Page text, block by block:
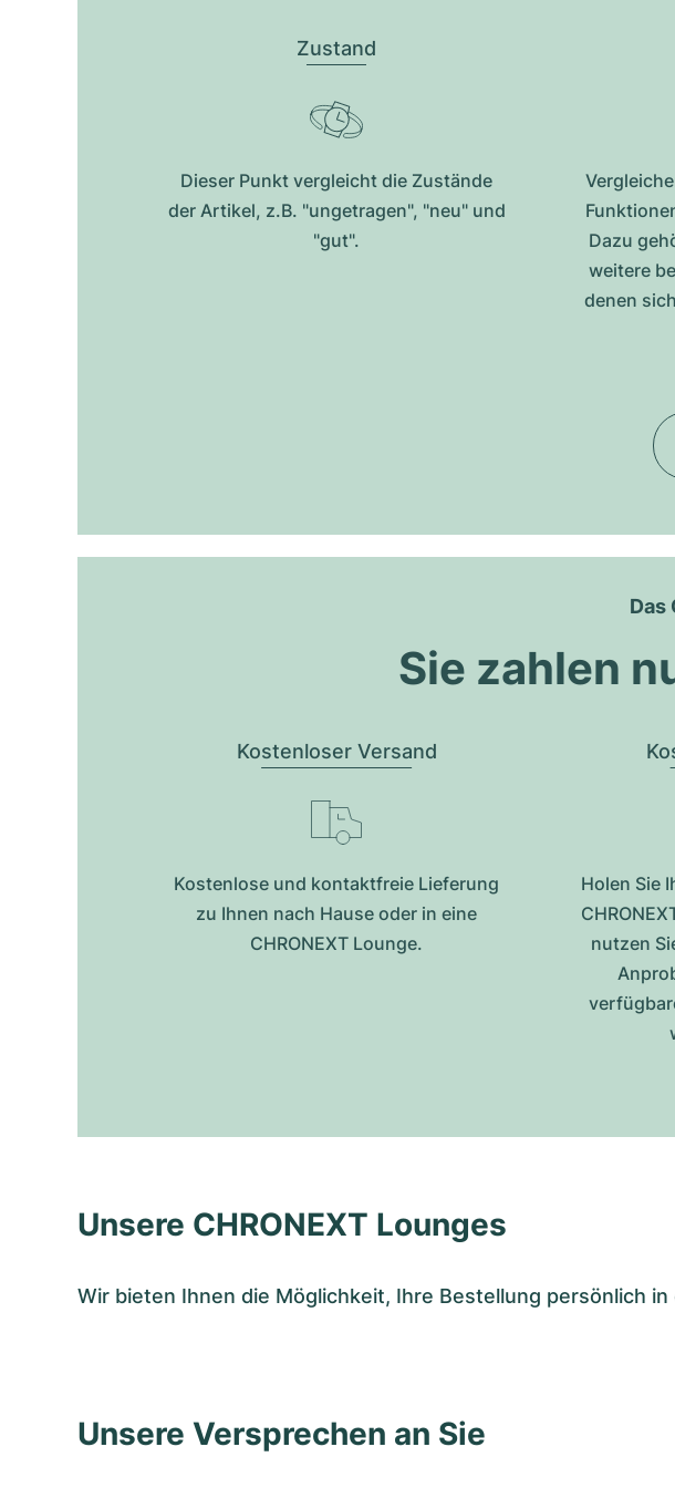
Zustand
Dieser Punkt vergleicht die Zustände
der Artikel, z.B. "ungetragen", "neu" und
"gut".
Dazu
weitere
denen
Das
Sie zahlen
Kostenloser Versand
Kostenlose und kontaktfreie Lieferung
zu Ihnen nach Hause oder in eine
CHRONEXT Lounge.
Holen Sie
nutzen
Unsere CHRONEXT Lounges
Wir bieten Ihnen die Möglichkeit, Ihre Bestellung persönlich
Unsere Versprechen an Sie